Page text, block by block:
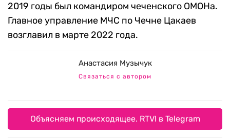
2019 годы был командиром чеченского ОМОНа.
Главное управление МЧС по Чечне Цакаев
возглавил в марте 2022 года.
Анастасия Музычук
Связаться с автором
Объясняем происходящее. RTVI в Telegram